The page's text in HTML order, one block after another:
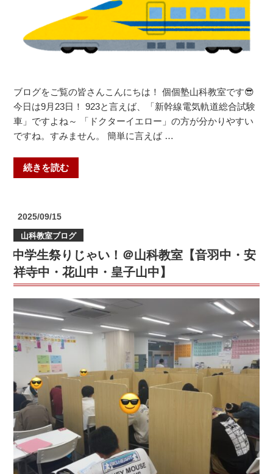
（安
祥
音
羽
中・
花
中・
皇
中・
安
朱
小・
音
川
陵
ヶ
小・
藤
尾
小・
洛
東
高・
ブログをご覧の皆さんこんにちは！ 個個塾山科教室です😎
今日は9月23日！ 923と言えば、「新幹線電気軌道総合試験
車」ですよね～ 「ドクターイエロー」の方が分かりやすい
ですね。すみません。 簡単に言えば …
“勉
強
ク
タ
ー
イ
エ
ロ
通
す。
＠
個
個
塾
山
続きを読む
投
日:
2025/09/15
山科教室ブログ
中学生祭りじゃい！＠山科教室【音羽中・安
祥寺中・花山中・皇子山中】